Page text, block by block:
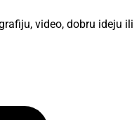
video, dobru ideju ili